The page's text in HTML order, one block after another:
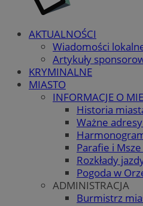
AKTUALNOŚCI
Wiadomości
Artykuły
KRYMINALNE
MIASTO
INFORMACJE O
Historia
Ważne
Parafie i
Rozkłady
Pogoda w
ADMINISTRACJA
Burmistrz